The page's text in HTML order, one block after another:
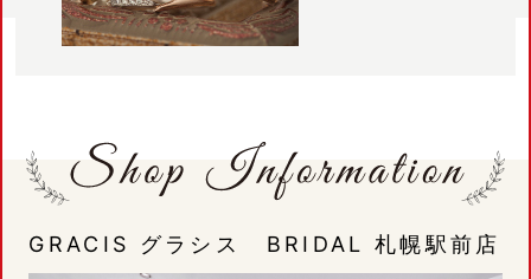
GRACIS グラシス BRIDAL 札幌駅前店